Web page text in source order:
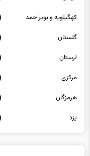
کرمان
کهگیلویه و بویراحمد
گلستان
لرستان
مرکزی